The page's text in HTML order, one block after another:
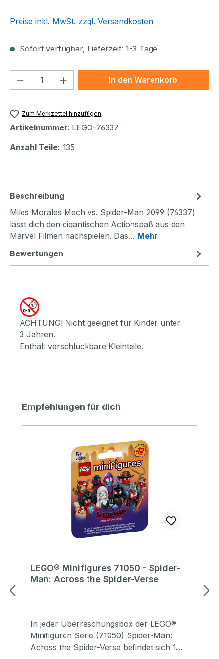
Preise inkl. MwSt. zzgl. Versandkosten
Sofort verfügbar, Lieferzeit: 1-3 Tage
Produkt Anzahl: Gib denIn den Warenkorb
Zum Merkzettel hinzufügen
Artikelnummer: LEGO-76337
Anzahl Teile: 135
Beschreibung
Miles Morales Mech vs. Spider-Man 2099 (76337)
lässt dich den gigantischen Actionspaß aus den
Marvel Filmen nachspielen. Das… Mehr
Bewertungen
ACHTUNG! Nicht geeignet für Kinder unter
3 Jahren.
Enthält verschluckbare Kleinteile.
Produktgalerie überspringen
Empfehlungen für dich
LEGO® Minifigures 71050 - Spider-
Man: Across the Spider-Verse
In jeder Überraschungsbox der LEGO®
Minifiguren Serie (71050) Spider-Man:
Across the Spider-Verse befindet sich 1